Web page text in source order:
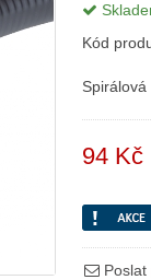
Kód
94 Kč
Poslat